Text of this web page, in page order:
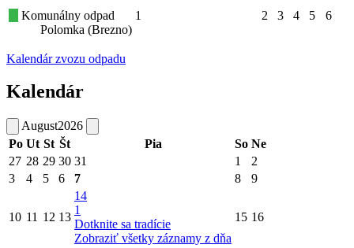
Komunálny odpad
Polomka (Brezno)
1 2 3 4 5 6
Kalendár zvozu odpadu
Kalendár
August2026
Po Ut St Št Pia So Ne
27 28 29 30 31 1
2
3
4 5 6 7 8 9
10 11 12 13
14
1
Dotknite sa tradície
Zobraziť všetky záznamy z dňa
15 16